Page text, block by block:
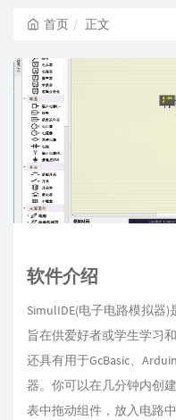
首页 正文
软件介绍
SimulIDE(电子电路模拟器
旨在供爱好者或学生学习
还具有用于GcBasic、
器。你可以在几分钟内创
表中拖动组件，放入电路